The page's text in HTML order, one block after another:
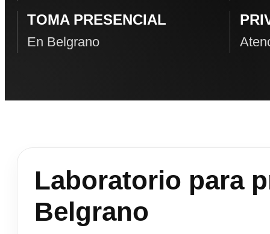
TOMA PRESENCIAL
En Belgrano
Laboratorio para
Belgrano